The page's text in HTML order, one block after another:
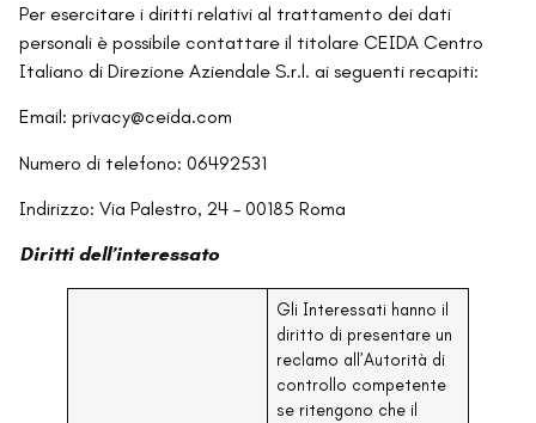
Per esercitare i diritti relativi al trattamento dei dati
personali è possibile contattare il titolare CEIDA Centro
Italiano di Direzione Aziendale S.r.l. ai seguenti recapiti:
Email: privacy@ceida.com
Numero di telefono: 06492531
Indirizzo: Via Palestro, 24 – 00185 Roma
Diritti dell’interessato
Gli Interessati hanno il
diritto di presentare un
reclamo all’Autorità di
controllo competente
se ritengono che il